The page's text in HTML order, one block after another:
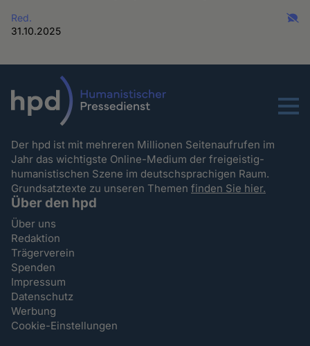
Red.
31.10.2025
Menu
Der hpd ist mit mehreren Millionen Seitenaufrufen im
Jahr das wichtigste Online-Medium der freigeistig-
humanistischen Szene im deutschsprachigen Raum.
Grundsatztexte zu unseren Themenfinden Sie hier.
Über den hpd
Über uns
Redaktion
Trägerverein
Spenden
Impressum
Datenschutz
Werbung
Cookie-Einstellungen